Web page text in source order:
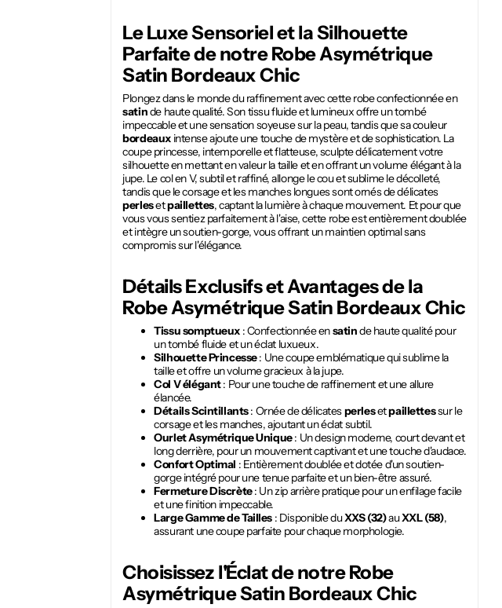
Le Luxe Sensoriel et la Silhouette
Parfaite de notreRobe Asymétrique
Satin Bordeaux Chic
Plongez dans le monde du raffinement avec cette robe confectionnée en
satinde haute qualité. Son tissu fluide et lumineux offre un tombé
impeccable et une sensation soyeuse sur la peau, tandis que sa couleur
bordeauxintense ajoute une touche de mystère et de sophistication. La
coupe princesse, intemporelle et flatteuse, sculpte délicatement votre
silhouette en mettant en valeur la taille et en offrant un volume élégant à la
jupe. Le col en V, subtil et raffiné, allonge le cou et sublime le décolleté,
tandis que le corsage et les manches longues sont ornés de délicates
perlesetpaillettes, captant la lumière à chaque mouvement. Et pour que
vous vous sentiez parfaitement à l'aise, cette robe est entièrement doublée
et intègre un soutien-gorge, vous offrant un maintien optimal sans
compromis sur l'élégance.
Détails Exclusifs et Avantages de la
Robe Asymétrique Satin Bordeaux Chic
Tissu somptueux : Confectionnée ensatinde haute qualité pour
un tombé fluide et un éclat luxueux.
Silhouette Princesse: Une coupe emblématique qui sublime la
taille et offre un volume gracieux à la jupe.
Col V élégant: Pour une touche de raffinement et une allure
élancée.
Détails Scintillants: Ornée de délicatesperlesetpaillettessur le
corsage et les manches, ajoutant un éclat subtil.
Ourlet Asymétrique Unique: Un design moderne, court devant et
long derrière, pour un mouvement captivant et une touche d'audace.
Confort Optimal : Entièrement doublée et dotée d'un soutien-
gorge intégré pour une tenue parfaite et un bien-être assuré.
Fermeture Discrète: Un zip arrière pratique pour un enfilage facile
et une finition impeccable.
Large Gamme de Tailles : Disponible duXXS (32)auXXL (58),
assurant une coupe parfaite pour chaque morphologie.
Choisissez l'Éclat de notreRobe
Asymétrique Satin Bordeaux Chic